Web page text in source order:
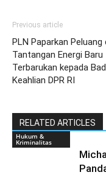
Previous article
PLN Paparkan Peluang
Tantangan Energi Baru
Terbarukan kepada
Keahlian DPR RI
RELATED ARTICLES
Hukum &
Kriminalitas